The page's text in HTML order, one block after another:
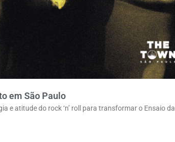
em São Paulo
e atitude do rock ‘n’ roll para transformar o Ensaio da